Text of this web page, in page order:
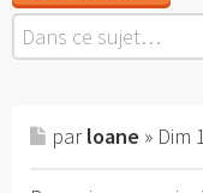
parloane » Dim